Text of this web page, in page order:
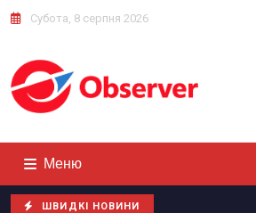
Субота, 8 серпня 2026
Меню
ШВИДКІ НОВИНИ